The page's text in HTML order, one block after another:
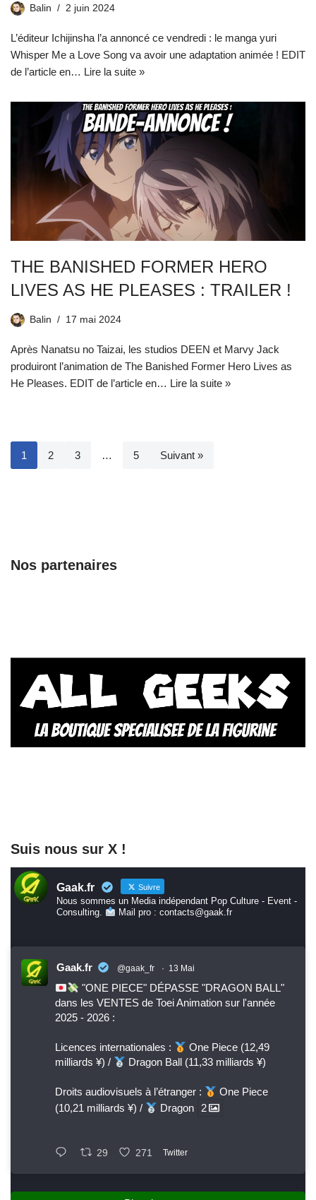
Balin 2 juin 2024
L’éditeur Ichijinsha l’a annoncé ce vendredi : le manga yuri
Whisper Me a Love Song va avoir une adaptation animée ! EDIT
de l’article en… Lire la suite »
THE BANISHED FORMER HERO
LIVES AS HE PLEASES : TRAILER !
Balin 17 mai 2024
Après Nanatsu no Taizai, les studios DEEN et Marvy Jack
produiront l’animation de The Banished Former Hero Lives as
He Pleases. EDIT de l’article en… Lire la suite »
1 2 3 … 5 Suivant »
Nos partenaires
Suis nous sur X !
Gaak.fr Suivre
Nous sommes un Media indépendant Pop Culture - Event -
Consulting.
Mail pro : contacts@gaak.fr
Gaak.fr @gaak_fr · 13 Mai
"ONE PIECE" DÉPASSE "DRAGON BALL"
dans les VENTES de Toei Animation sur l'année
2025 - 2026 :
Licences internationales :
One Piece (12,49
milliards ¥) /
Dragon Ball (11,33 milliards ¥)
Droits audiovisuels à l’étranger :
One Piece
(10,21 milliards ¥) /
Dragon 2
29 271 Twitter